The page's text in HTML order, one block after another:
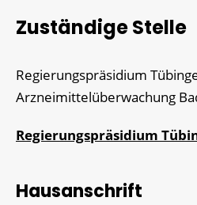
Zuständige Stelle
Regierungspräsidium
Arzneimittelüberwachung
Regierungspräsidium
Hausanschrift